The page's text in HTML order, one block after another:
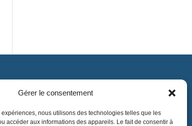
Gérer le consentement
expériences, nous utilisons des technologies telles que les
accéder aux informations des appareils. Le fait de consentir à
contact@lnea-audition.com
+33 (0)1 34 67 67 17